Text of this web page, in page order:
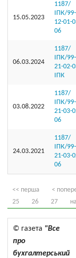
15.05.2023
1187/
ІПК/
12-01-
06
06.03.2024
1187/
ІПК/
21-02-
ІПК
03.08.2022
1187/
ІПК/
21-03-
06
24.03.2021
1187/
ІПК/
21-03-
06
<< перша <
25
26 27
© газета "Все
про
бухгалтерський